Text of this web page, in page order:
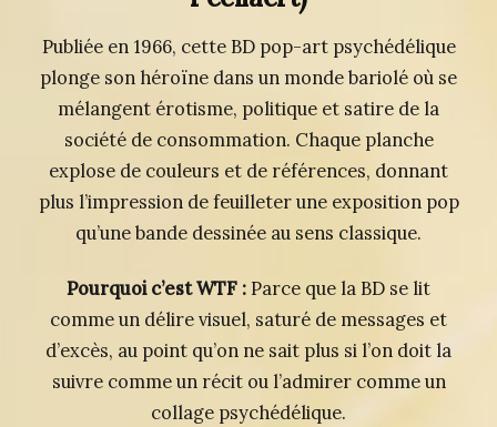
Publiée en 1966, cette BD pop-art psychédélique
plonge son héroïne dans un monde bariolé où se
mélangent érotisme, politique et satire de la
société de consommation. Chaque planche
explose de couleurs et de références, donnant
plus l’impression de feuilleter une exposition pop
qu’une bande dessinée au sens classique.
Pourquoi c’est WTF : Parce que la BD se lit
comme un délire visuel, saturé de messages et
d’excès, au point qu’on ne sait plus si l’on doit la
suivre comme un récit ou l’admirer comme un
collage psychédélique.